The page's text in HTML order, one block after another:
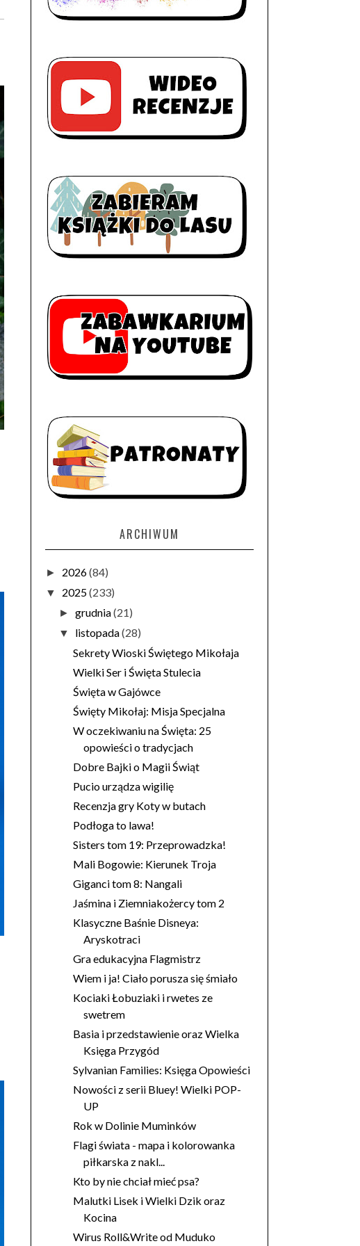
ARCHIWUM
► 2026(84)
▼ 2025(233)
►grudnia(21)
▼ listopada(28)
Sekrety Wioski Świętego Mikołaja
Wielki Ser i Święta Stulecia
Święta w Gajówce
Święty Mikołaj: Misja Specjalna
W oczekiwaniu na Święta: 25
opowieści o tradycjach
Dobre Bajki o Magii Świąt
Pucio urządza wigilię
Recenzja gry Koty w butach
Podłoga to lawa!
Sisters tom 19: Przeprowadzka!
Mali Bogowie: Kierunek Troja
Giganci tom 8: Nangali
Jaśmina i Ziemniakożercy tom 2
Klasyczne Baśnie Disneya:
Aryskotraci
Gra edukacyjna Flagmistrz
Wiem i ja! Ciało porusza się śmiało
Kociaki Łobuziaki i rwetes ze
swetrem
Basia i przedstawienie oraz Wielka
Księga Przygód
Sylvanian Families: Księga Opowieści
Nowości z serii Bluey! Wielki POP-
UP
Rok w Dolinie Muminków
Flagi świata - mapa i kolorowanka
piłkarska z nakl...
Kto by nie chciał mieć psa?
Malutki Lisek i Wielki Dzik oraz
Kocina
Wirus Roll&Write od Muduko